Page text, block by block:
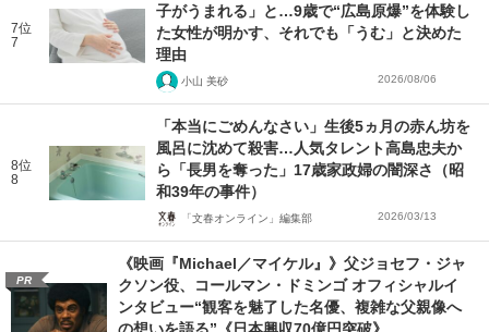
7位
7
子がうまれる」と…9歳で“広島原爆”を体験し
た女性が明かす、それでも「うむ」と決めた
理由
小山 美砂 2026/08/06
8位
8
「本当にごめんなさい」生後5ヵ月の赤ん坊を
風呂に沈めて殺害…人気タレント高島忠夫か
ら「長男を奪った」17歳家政婦の闇深さ（昭
和39年の事件）
「文春オンライン」編集部 2026/03/13
PR
《映画『Michael／マイケル』》父ジョセフ・ジャ
クソン役、コールマン・ドミンゴ オフィシャルイ
ンタビュー“観客を魅了した名優、複雑な父親像へ